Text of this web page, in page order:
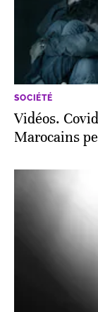
SOCIÉTÉ
Vidéos.
Marocains